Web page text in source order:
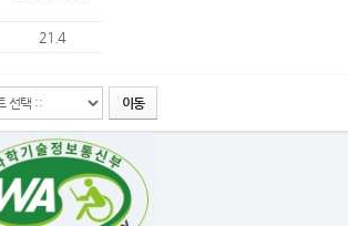
21.4
이동